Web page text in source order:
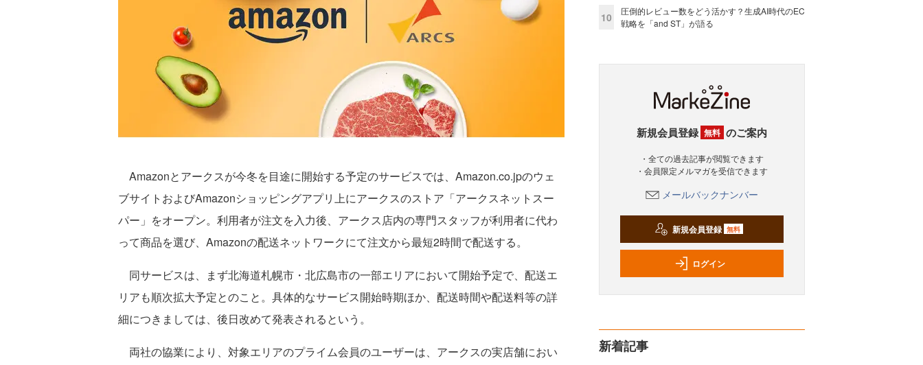
Amazonとアークスが今冬を目途に開始する予定のサービスでは、Amazon.co.jpのウェ
ブサイトおよびAmazonショッピングアプリ上にアークスのストア「アークスネットスー
パー」をオープン。利用者が注文を入力後、アークス店内の専門スタッフが利用者に代わ
って商品を選び、Amazonの配送ネットワークにて注文から最短2時間で配送する。
同サービスは、まず北海道札幌市・北広島市の一部エリアにおいて開始予定で、配送エ
リアも順次拡大予定とのこと。具体的なサービス開始時期ほか、配送時間や配送料等の詳
細につきましては、後日改めて発表されるという。
両社の協業により、対象エリアのプライム会員のユーザーは、アークスの実店舗におい
10
圧倒的レビュー数をどう活かす？生成AI時代のEC
戦略を「and ST」が語る
新規会員登録 無料 のご案内
・全ての過去記事が閲覧できます
・会員限定メルマガを受信できます
メールバックナンバー
新規会員登録 無料
ログイン
新着記事